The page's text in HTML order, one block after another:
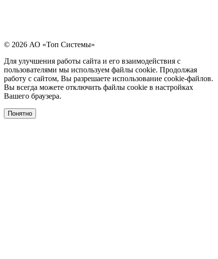
© 2026 АО «Топ Системы»
Для улучшения работы сайта и его взаимодействия с
пользователями мы используем файлы cookie. Продолжая
работу с сайтом, Вы разрешаете использование cookie-файлов.
Вы всегда можете отключить файлы cookie в настройках
Вашего браузера.
Понятно